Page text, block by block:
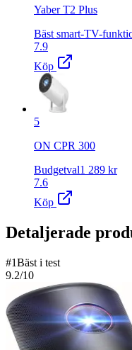
Yaber T2 Plus
Bäst smart-TV-
7.9
Köp
5
ON CPR 300
Budgetval1 289 kr
7.6
Köp
Detaljerade
#1Bäst i test
9.2/10